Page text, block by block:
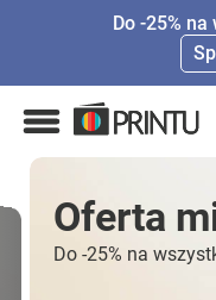
Do -25%
Oferta
Do -25% na